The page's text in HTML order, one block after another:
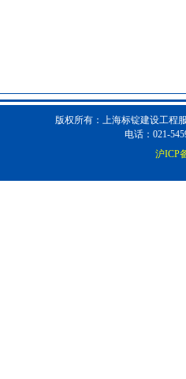
版权所有：上海标锭建设工程
电话：021-
沪ICP